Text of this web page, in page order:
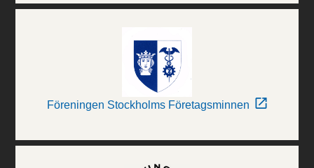
Föreningen Stockholms Företagsminnen